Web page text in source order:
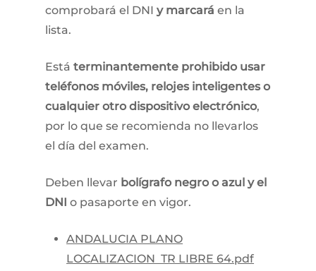
comprobará el DNIy marcará en la
lista.
Estáterminantemente prohibido usar
teléfonos móviles, relojes inteligentes o
cualquier otro dispositivo electrónico,
por lo que se recomienda no llevarlos
el día del examen.
Deben llevar bolígrafo negro o azul y el
DNI o pasaporte en vigor.​
ANDALUCIA PLANO
LOCALIZACION TR LIBRE 64.pdf